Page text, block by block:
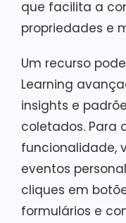
que facilita a
propriedades e
Um recurso
Learning
insights e
coletados. Para
funcionalidade,
eventos
cliques em
formulários e